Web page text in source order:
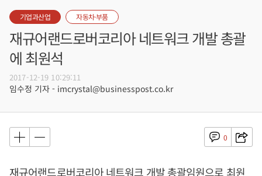
기업과산업 자동차·부품
재규어랜드로버코리아 네트워크 개발 총괄
에 최원석
2017-12-19 10:29:11
임수정 기자 - imcrystal@businesspost.co.kr
0
재규어랜드로버코리아 네트워크 개발 총괄임원으로 최원